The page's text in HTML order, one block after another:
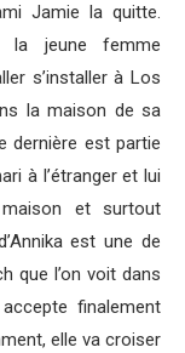
Jamie la quitte.
la jeune femme
s’installer à Los
la maison de sa
dernière est partie
à l’étranger et lui
et surtout
est une de
que l’on voit dans
finalement
elle va croiser